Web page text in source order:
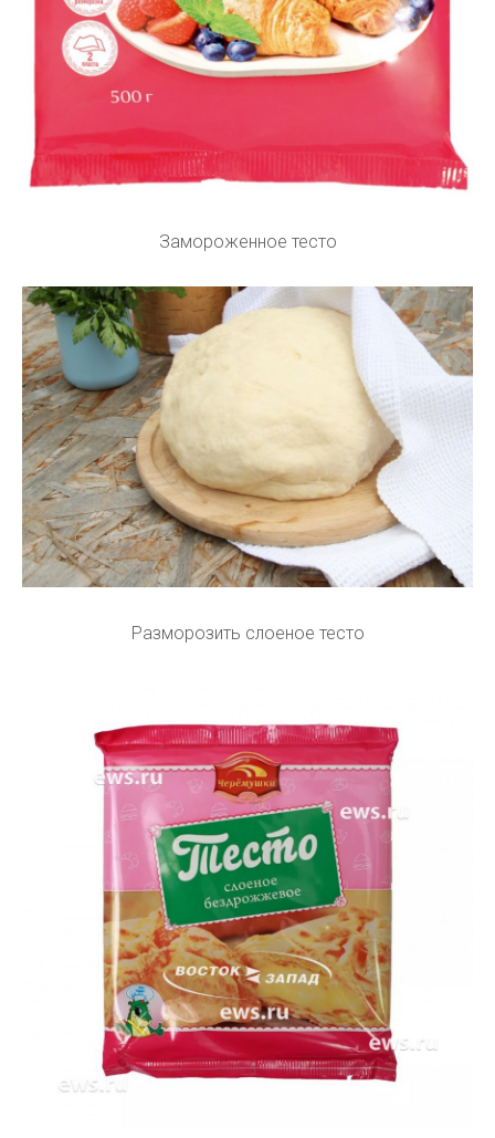
Замороженное тесто
Разморозить слоеное тесто